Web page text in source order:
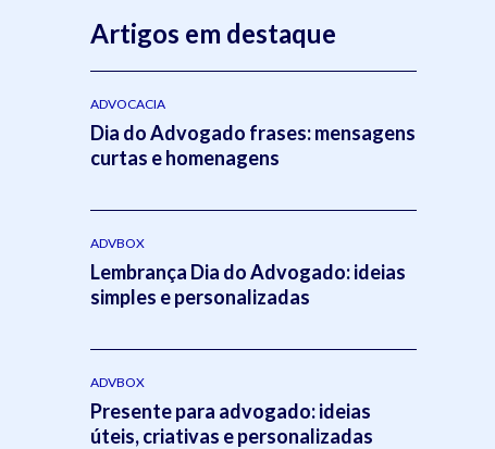
Artigos em destaque
ADVOCACIA
Dia do Advogado frases: mensagens
curtas e homenagens
ADVBOX
Lembrança Dia do Advogado: ideias
simples e personalizadas
ADVBOX
Presente para advogado: ideias
úteis, criativas e personalizadas